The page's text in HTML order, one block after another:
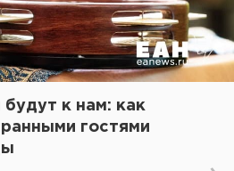
будут к нам: как
гостями